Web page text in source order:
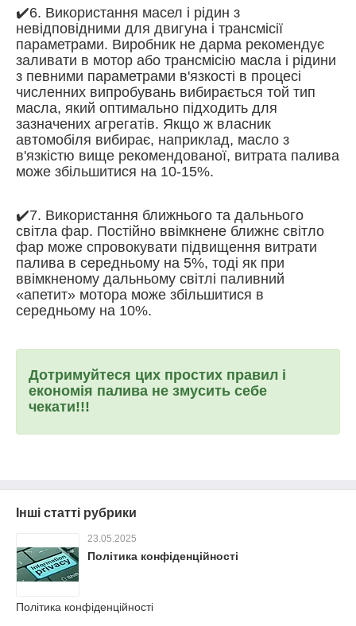
✔️6. Використання масел і рідин з
невідповідними для двигуна і трансмісії
параметрами. Виробник не дарма рекомендує
заливати в мотор або трансмісію масла і рідини
з певними параметрами в'язкості в процесі
численних випробувань вибирається той тип
масла, який оптимально підходить для
зазначених агрегатів. Якщо ж власник
автомобіля вибирає, наприклад, масло з
в'язкістю вище рекомендованої, витрата палива
може збільшитися на 10-15%.
✔️7. Використання ближнього та дальнього
світла фар. Постійно ввімкнене ближнє світло
фар може спровокувати підвищення витрати
палива в середньому на 5%, тоді як при
ввімкненому дальньому світлі паливний
«апетит» мотора може збільшитися в
середньому на 10%.
Дотримуйтеся цих простих правил і
економія палива не змусить себе
чекати!!!
Інші статті рубрики
23.05.2025
Політика конфіденційності
Політика конфіденційності